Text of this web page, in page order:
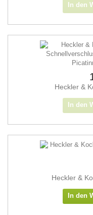
In den
Heckler &
In den
Heckler &
In den